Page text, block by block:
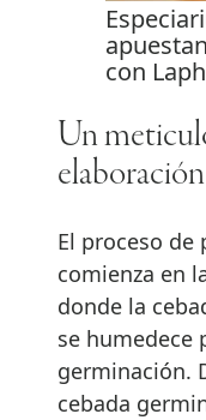
con
Un
elaboración
El proceso de
comienza en
donde la
se humedece
germinación.
cebada